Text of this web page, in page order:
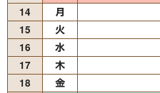
14
15
16
17
18